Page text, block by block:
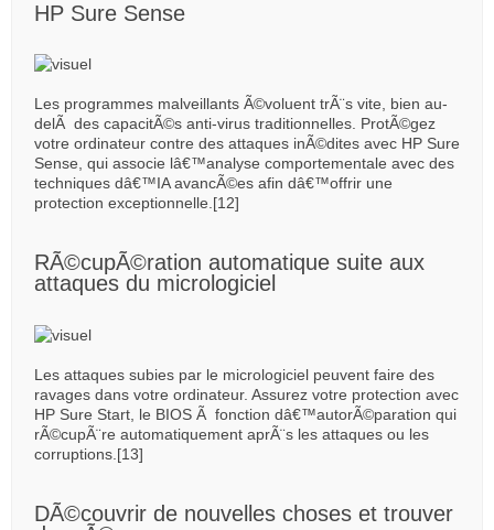
HP Sure Sense
Les programmes malveillants Ã©voluent trÃ¨s vite, bien au-
delÃ des capacitÃ©s anti-virus traditionnelles. ProtÃ©gez
votre ordinateur contre des attaques inÃ©dites avec HP Sure
Sense, qui associe lâ€™analyse comportementale avec des
techniques dâ€™IA avancÃ©es afin dâ€™offrir une
protection exceptionnelle.[12]
RÃ©cupÃ©ration automatique suite aux
attaques du micrologiciel
Les attaques subies par le micrologiciel peuvent faire des
ravages dans votre ordinateur. Assurez votre protection avec
HP Sure Start, le BIOS Ã fonction dâ€™autorÃ©paration qui
rÃ©cupÃ¨re automatiquement aprÃ¨s les attaques ou les
corruptions.[13]
DÃ©couvrir de nouvelles choses et trouver